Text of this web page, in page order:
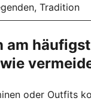
Tradition
am
oder Outfits